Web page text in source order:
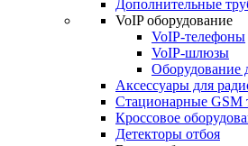
Дополнительные
VoIP оборудование
VoIP-телефоны
VoIP-шлюзы
Оборудование
Аксессуары для
Стационарные GSM
Кроссовое
Детекторы отбоя